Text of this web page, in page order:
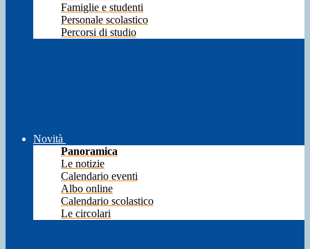
Famiglie e studenti
Personale scolastico
Percorsi di studio
Novità
Panoramica
Le notizie
Calendario eventi
Albo online
Calendario scolastico
Le circolari